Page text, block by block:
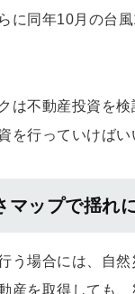
に同年10月の台
は不動産投資を
を行っていけばい
マップで揺れ
う場合には、自
産を取得しても